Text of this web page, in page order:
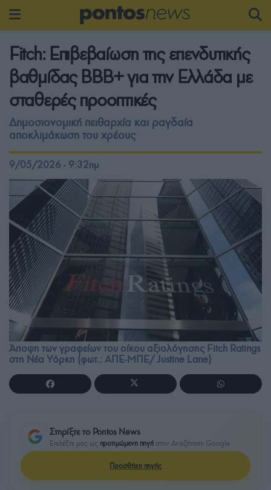
Fitch: Επιβεβαίωση της επενδυτικής
βαθμίδας BBB+ για την Ελλάδα με
σταθερές προοπτικές
Δημοσιονομική πειθαρχία και ραγδαία
αποκλιμάκωση του χρέους
9/05/2026 - 9:32πμ
Άποψη των γραφείων του οίκου αξιολόγησης Fitch Ratings
στη Νέα Υόρκη (φωτ.: ΑΠΕ-ΜΠΕ/ Justine Lane)
Στηρίξτε το Pontos News
Επιλέξτε μας ως προτιμώμενη πηγή στην Αναζήτηση Google
Προσθήκη πηγής